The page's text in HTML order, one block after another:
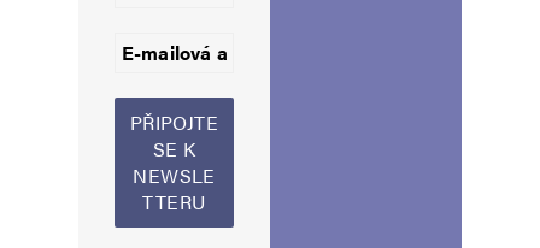
Informujte mě o nových komentářích e-mailem.
Alternative: